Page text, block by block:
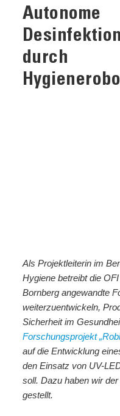
Autonome
Desinfektion
durch
Als Projektleiterin im
Hygiene betreibt die
Bornberg angewandte
weiterzuentwickeln,
Sicherheit im
Forschungsprojekt
auf die Entwicklung
den Einsatz von UV-
soll. Dazu haben wir
gestellt.